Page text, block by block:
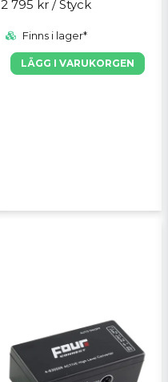
2 795 kr / Styck
Finns i lager*
LÄGG I VARUKORGEN